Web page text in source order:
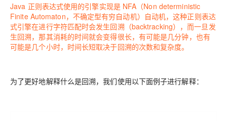
Java 正则表达式使用的引擎实现是 NFA（Non deterministic
Finite Automaton，不确定型有穷自动机）自动机，这种正则表达
式引擎在进行字符匹配时会发生回溯（backtracking），而一旦发
生回溯，那其消耗的时间就会变得很长，有可能是几分钟，也有
可能是几个小时，时间长短取决于回溯的次数和复杂度。
为了更好地解释什么是回溯，我们使用以下面例子进行解释：